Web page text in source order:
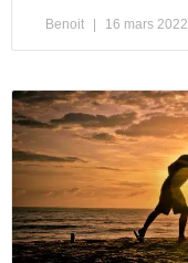
Benoit 16 mars 2022